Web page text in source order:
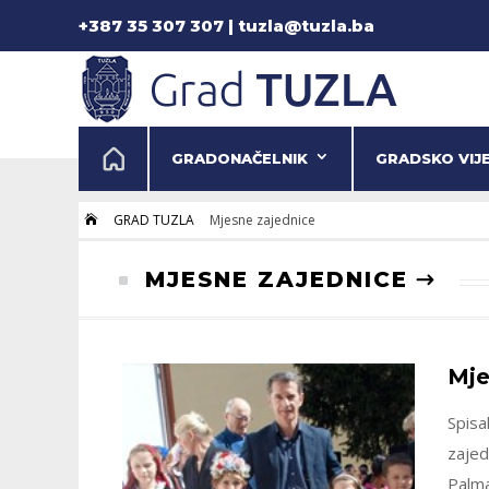
+387 35 307 307 | tuzla@tuzla.ba
GRADONAČELNIK GRADSKO
 GRAD TUZLA Mjesne zajednice
^ MJESNE ZAJEDNICE